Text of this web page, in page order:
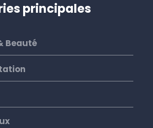
principales
Beauté